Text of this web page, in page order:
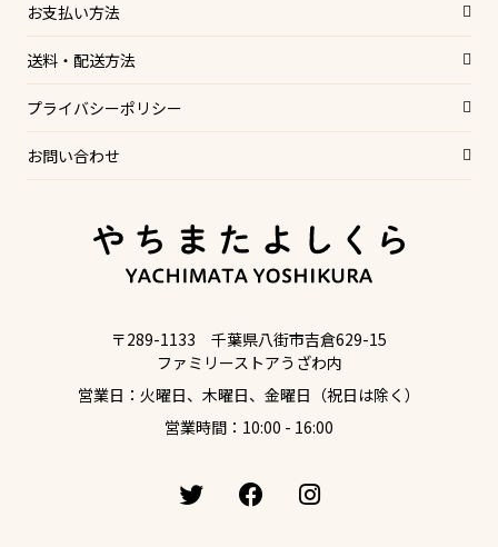
〒289-1133 千葉県八街市吉倉629-15
ファミリーストアうざわ内
営業日：火曜日、木曜日、金曜日（祝日は除く）
営業時間：10:00 - 16:00
お支払い方法
送料・配送方法
プライバシーポリシー
お問い合わせ